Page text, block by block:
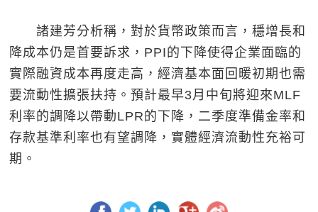
諸建芳分析稱，對於貨幣政策而言，穩增長和
降成本仍是首要訴求，PPI的下降使得企業面臨的
實際融資成本再度走高，經濟基本面回暖初期也需
要流動性擴張扶持。預計最早3月中旬將迎來MLF
利率的調降以帶動LPR的下降，二季度準備金率和
存款基準利率也有望調降，實體經濟流動性充裕可
期。